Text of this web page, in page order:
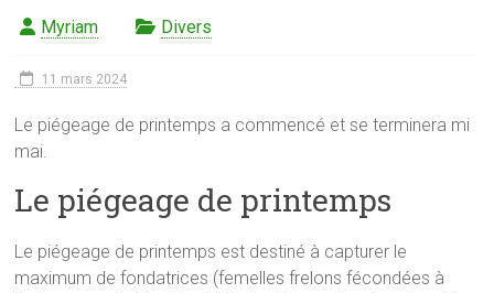
Myriam Divers
11 mars 2024
Le piégeage de printemps a commencé et se terminera mi
mai.
Le piégeage de printemps
Le piégeage de printemps est destiné à capturer le
maximum de fondatrices (femelles frelons fécondées à